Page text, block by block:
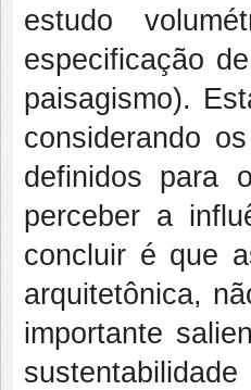
estudo
especificação
paisagismo).
considerando
definidos para
perceber a
concluir é que
arquitetônica,
importante